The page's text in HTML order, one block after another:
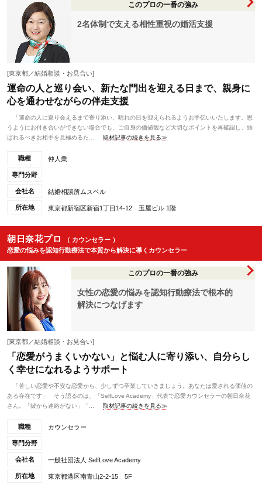
このプロの一番の強み
2名体制で支える相性重視の婚活支援
[東京都／結婚相談・お見合い]
運命の人と巡り会い、新たな門出を迎える日まで、親身に
心を通わせながらの伴走支援
「運命の人に巡り会えるまで寄り添い、晴れの日を迎えられるようお手伝いいたします。思
うようにお付き合いができない場合でも、ご自身の価値観など大切なポイントを再確認し、結
ばれるべきお相手を見極めるた...
取材記事の続きを見る≫
職種 仲人業
専門分野
会社名 結婚相談所ムスベル
所在地 東京都新宿区新宿1丁目14-12 玉屋ビル 1階
朝日奈花プロ
（ カウンセラー ）
恋愛の悩みを認知行動療法で本質から解決に導くカウンセラー
このプロの一番の強み
女性の恋愛の悩みを認知行動療法で根本的
解決につなげます
[東京都／結婚相談・お見合い]
「恋愛がうまくいかない」と悩む人に寄り添い、自分らし
く幸せになれるようサポート
「苦しい恋愛や不安な恋愛から、少しずつ卒業していきましょう。あなたは愛される価値の
ある存在です」 そう語るのは、「SelfLove Academy」代表で恋愛カウンセラーの朝日奈花
さん。「彼から連絡がない」「...
取材記事の続きを見る≫
職種 カウンセラー
専門分野
会社名 一般社団法人 SelfLove Academy
所在地 東京都港区南青山2-2-15 5F